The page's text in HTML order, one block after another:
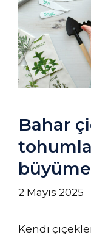
Bahar
2 Mayıs 2025
Kendi